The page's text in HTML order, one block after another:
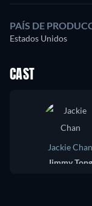
PAÍS DE
Estados Unidos
CAST
Jackie Chan
Jimmy Tong